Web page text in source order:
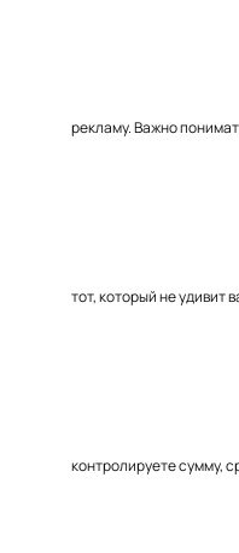
рекламу. Важно
тот, который не удивит
контролируете сумму,